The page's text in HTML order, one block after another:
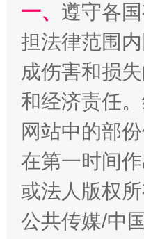
揭批美国五大"
一、 遵守各
担法律范围
成伤害和损
和经济责任
网站中的部
在第一时间
或法人版权
公共传媒/中